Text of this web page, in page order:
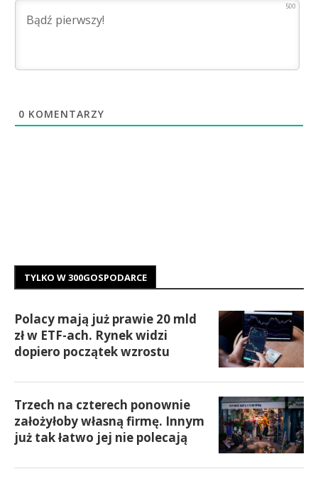
500
0 KOMENTARZY
TYLKO W 300GOSPODARCE
Polacy mają już prawie 20 mld
zł w ETF-ach. Rynek widzi
dopiero początek wzrostu
Trzech na czterech ponownie
założyłoby własną firmę. Innym
już tak łatwo jej nie polecają